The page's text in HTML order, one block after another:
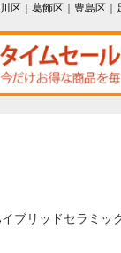
区 葛飾区 豊島区
ブリッドセラミ